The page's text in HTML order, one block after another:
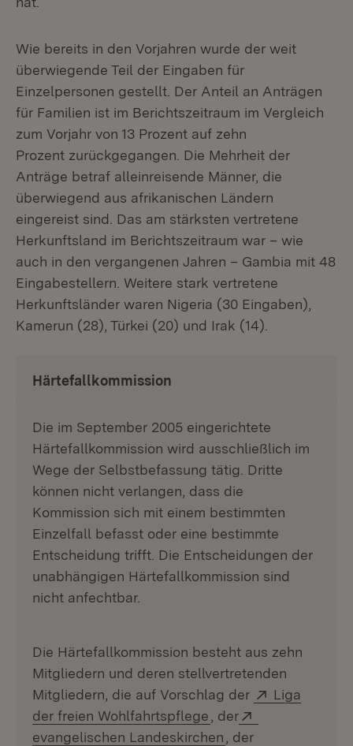
Wie bereits in den Vorjahren wurde der weit
überwiegende Teil der Eingaben für
Einzelpersonen gestellt. Der Anteil an Anträgen
für Familien ist im Berichtszeitraum im Vergleich
zum Vorjahr von 13 Prozent auf zehn
Prozent zurückgegangen. Die Mehrheit der
Anträge betraf alleinreisende Männer, die
überwiegend aus afrikanischen Ländern
eingereist sind. Das am stärksten vertretene
Herkunftsland im Berichtszeitraum war – wie
auch in den vergangenen Jahren – Gambia mit 48
Eingabestellern. Weitere stark vertretene
Herkunftsländer waren Nigeria (30 Eingaben),
Kamerun (28), Türkei (20) und Irak (14).
Härtefallkommission
Die im September 2005 eingerichtete
Härtefallkommission wird ausschließlich im
Wege der Selbstbefassung tätig. Dritte
können nicht verlangen, dass die
Kommission sich mit einem bestimmten
Einzelfall befasst oder eine bestimmte
Entscheidung trifft. Die Entscheidungen der
unabhängigen Härtefallkommission sind
nicht anfechtbar.
Die Härtefallkommission besteht aus zehn
Mitgliedern und deren stellvertretenden
Mitgliedern, die auf Vorschlag der
Extern:
Liga
der freien Wohlfahrtspflege (Öffnet in neuem
, der
evangelischen Landeskirchen (Öffnet in neuem
, der